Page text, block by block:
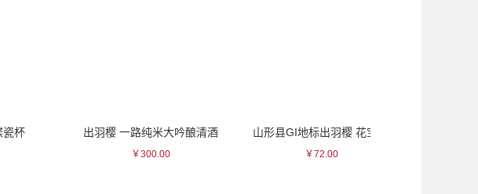
出羽樱 一路纯米大吟酿清酒
￥300.00
山形县GI地标出羽樱 花宝清酒~